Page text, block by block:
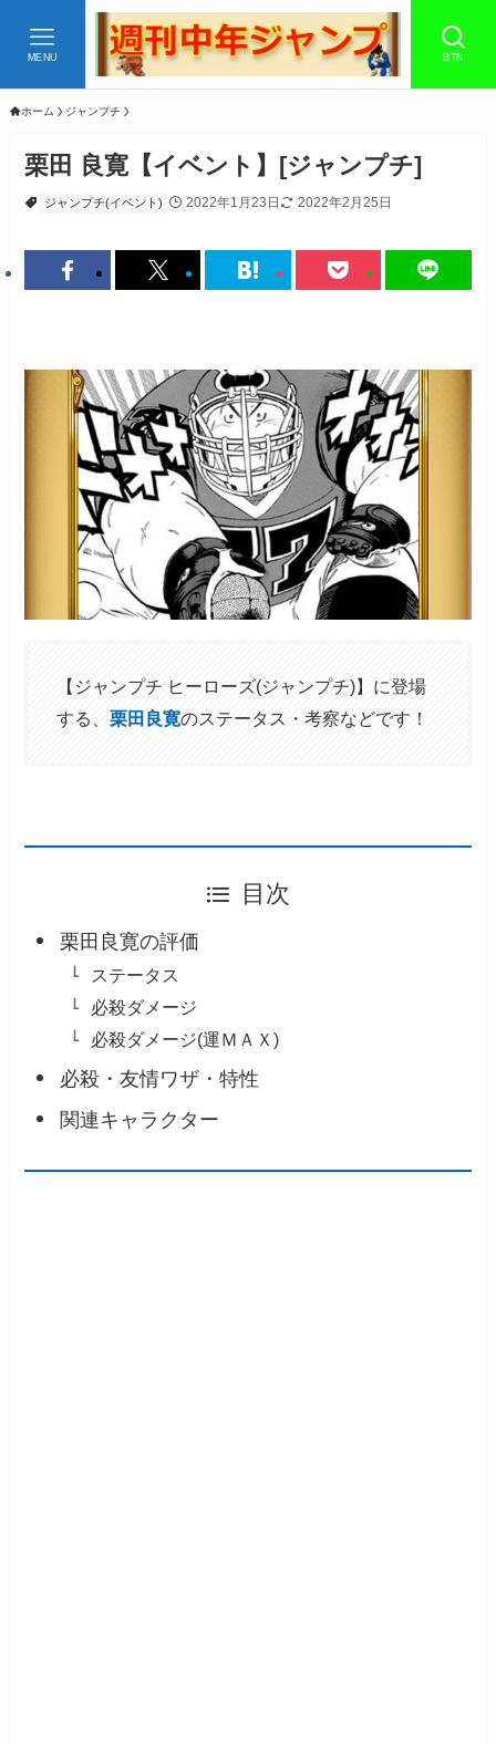
BTN
MENU
ホーム ジャンプチ
栗田 良寛【イベント】[ジャンプチ]
ジャンプチ(イベント) 2022年1月23日 2022年2月25日
【ジャンプチ ヒーローズ(ジャンプチ)】に登場
する、 栗田良寛のステータス・考察などです！
目次
栗田良寛の評価
ステータス
必殺ダメージ
必殺ダメージ(運ＭＡＸ)
必殺・友情ワザ・特性
関連キャラクター